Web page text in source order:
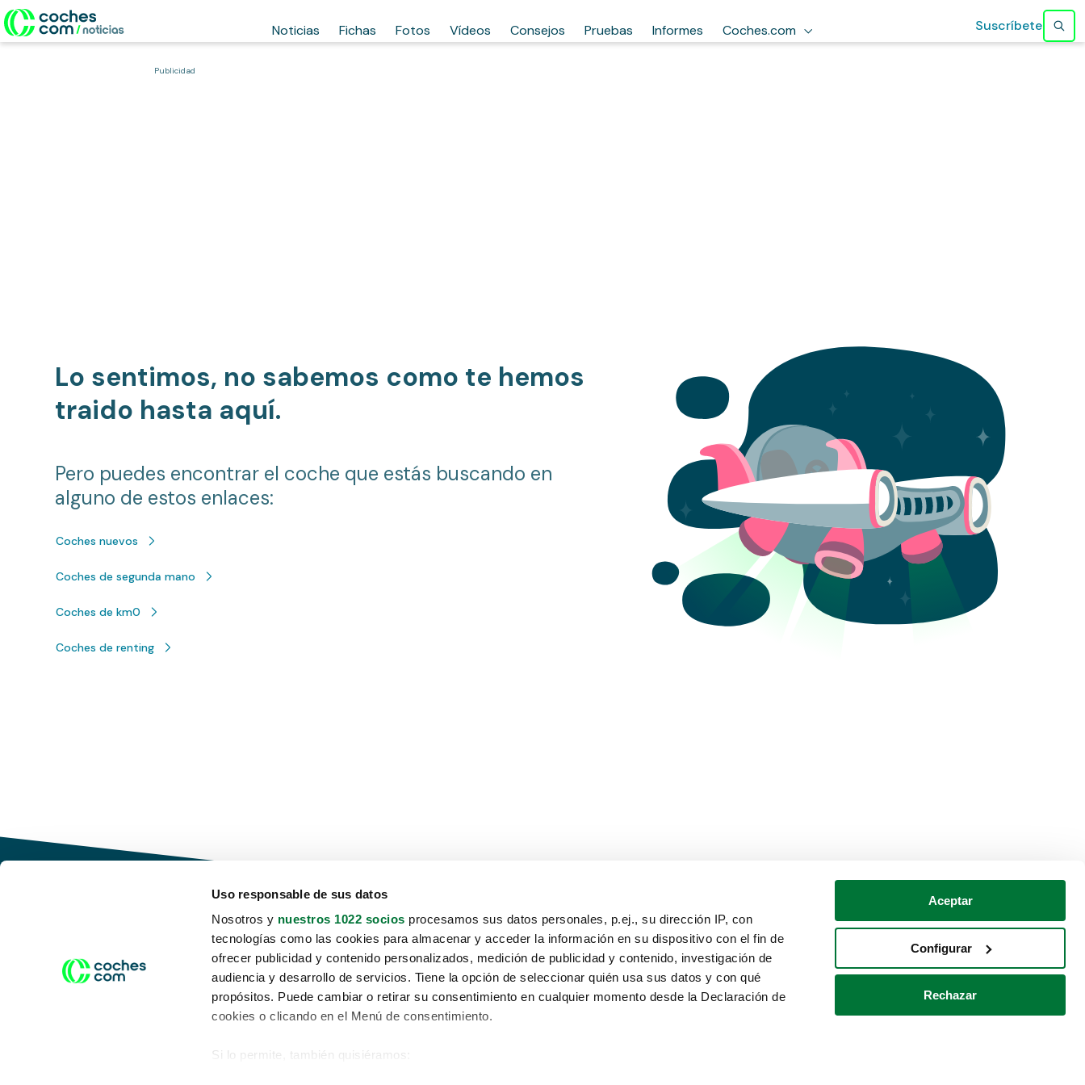
Uso responsable de sus datos
Nosotros y nuestros 1022 socios procesamos sus datos personales, p.ej., su dirección IP, con
tecnologías como las cookies para almacenar y acceder la información en su dispositivo con el fin de
ofrecer publicidad y contenido personalizados, medición de publicidad y contenido, investigación de
audiencia y desarrollo de servicios. Tiene la opción de seleccionar quién usa sus datos y con qué
propósitos. Puede cambiar o retirar su consentimiento en cualquier momento desde la Declaración de
cookies o clicando en el Menú de consentimiento.
Si lo permite, también quisiéramos:
Aceptar
Configurar
Rechazar
Noticias Fichas Fotos Vídeos Consejos Pruebas Informes Coches.com Suscríbete
Publicidad
Lo sentimos, no sabemos como te hemos
traido hasta aquí.
Pero puedes encontrar el coche que estás buscando en
alguno de estos enlaces:
Coches nuevos
Coches de segunda mano
Coches de km0
Coches de renting
Conduce tu futuro,
desata tu movilidad